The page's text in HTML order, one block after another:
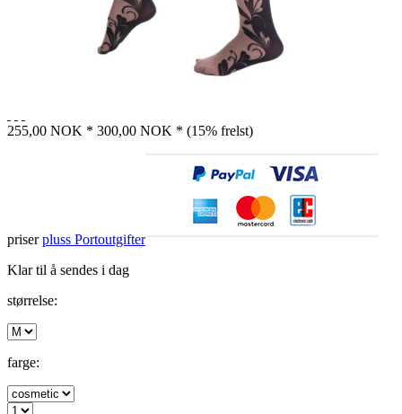
255,00 NOK * 300,00 NOK * (15% frelst)
priserpluss Portoutgifter
Klar til å sendes i dag
størrelse:
farge: